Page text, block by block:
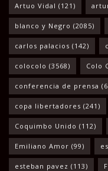
Artuo Vidal (121)
blanco y Negro (2085)
carlos palacios (142)
colocolo (3568) Colo
conferencia de prensa
copa libertadores (241)
Coquimbo Unido (112)
Emiliano Amor (99)
esteban pavez (113)